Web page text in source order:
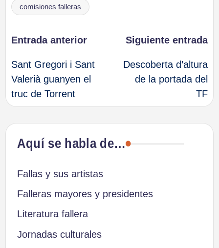
comisiones falleras
Navegación
de
entradas
Entrada anterior
Sant Gregori i Sant
Valerià guanyen el
truc de Torrent
Siguiente entrada
Descoberta d’altura
de la portada del
TF
Aquí se habla de…
Fallas y sus artistas
Falleras mayores y presidentes
Literatura fallera
Jornadas culturales